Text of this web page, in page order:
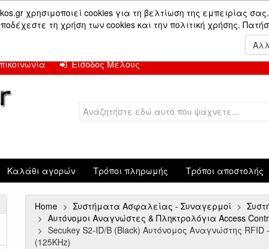
χρησιμοποιεί cookies για τη βελτίωση της εμπειρίας
τη χρήση των cookies και την πολιτική χρήσης.
διακοπών.
24 Αυγούστου.
Είσοδος Μέλους
Καλάθι αγορών Τρόποι πληρωμής Τρόποι αποστολής
Home Συστήματα Ασφαλείας - Συναγερμοί
Αυτόνομοι Αναγνώστες & Πληκτρολόγια Access
Secukey S2-ID/B (Black) Αυτόνομος Αναγνώστης
(125KHz)